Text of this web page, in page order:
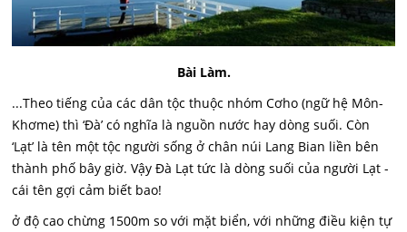
Bài Làm.
...Theo tiếng của các dân tộc thuộc nhóm Cơho (ngữ hệ Môn-
Khơme) thì ‘Đà’ có nghĩa là nguồn nước hay dòng suối. Còn
‘Lạt’ là tên một tộc người sống ở chân núi Lang Bian liền bên
thành phố bây giờ. Vậy Đà Lạt tức là dòng suối của người Lạt -
cái tên gợi cảm biết bao!
ở độ cao chừng 1500m so với mặt biển, với những điều kiện tự